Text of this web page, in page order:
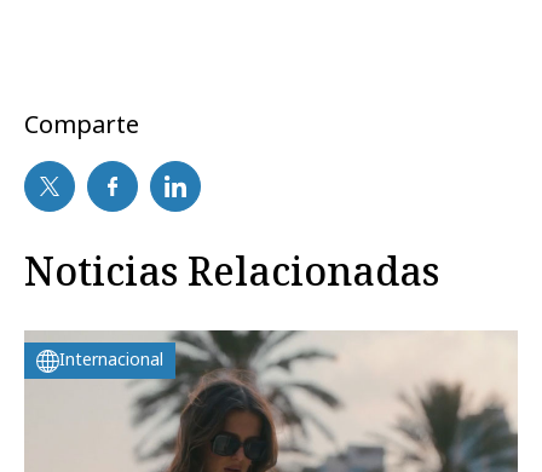
Comparte
Noticias Relacionadas
Internacional